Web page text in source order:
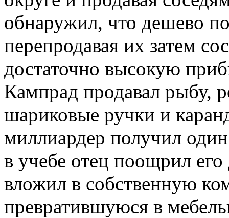
обнаружил, что дешево
перепродавая их затем
достаточно высокую
Кампрад продавал рыбу,
шариковые ручки и
миллиардер получил
в учебе отец поощрил
вложил в собственную
превратившуюся в